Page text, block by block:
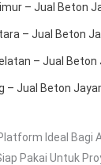
– Jual Beton
– Jual Beton
– Jual Beton
– Jual Beton
Ideal Bagi
Pakai Untuk